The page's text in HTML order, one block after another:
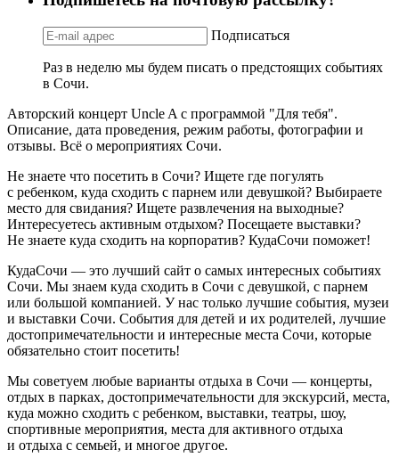
Подписаться
Раз в неделю мы будем писать о предстоящих событиях
в Сочи.
Авторский концерт Uncle A с программой "Для тебя".
Описание, дата проведения, режим работы, фотографии и
отзывы. Всё о мероприятиях Сочи.
Не знаете что посетить в Сочи? Ищете где погулять
с ребенком, куда сходить с парнем или девушкой? Выбираете
место для свидания? Ищете развлечения на выходные?
Интересуетесь активным отдыхом? Посещаете выставки?
Не знаете куда сходить на корпоратив? КудаСочи поможет!
КудаСочи — это лучший сайт о самых интересных событиях
Сочи. Мы знаем куда сходить в Сочи с девушкой, с парнем
или большой компанией. У нас только лучшие события, музеи
и выставки Сочи. События для детей и их родителей, лучшие
достопримечательности и интересные места Сочи, которые
обязательно стоит посетить!
Мы советуем любые варианты отдыха в Сочи — концерты,
отдых в парках, достопримечательности для экскурсий, места,
куда можно сходить с ребенком, выставки, театры, шоу,
спортивные мероприятия, места для активного отдыха
и отдыха с семьей, и многое другое.